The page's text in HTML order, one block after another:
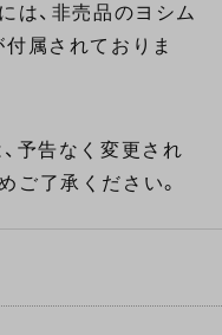
は、非売品のヨシム
属されておりま
予告なく変更され
ご了承ください。